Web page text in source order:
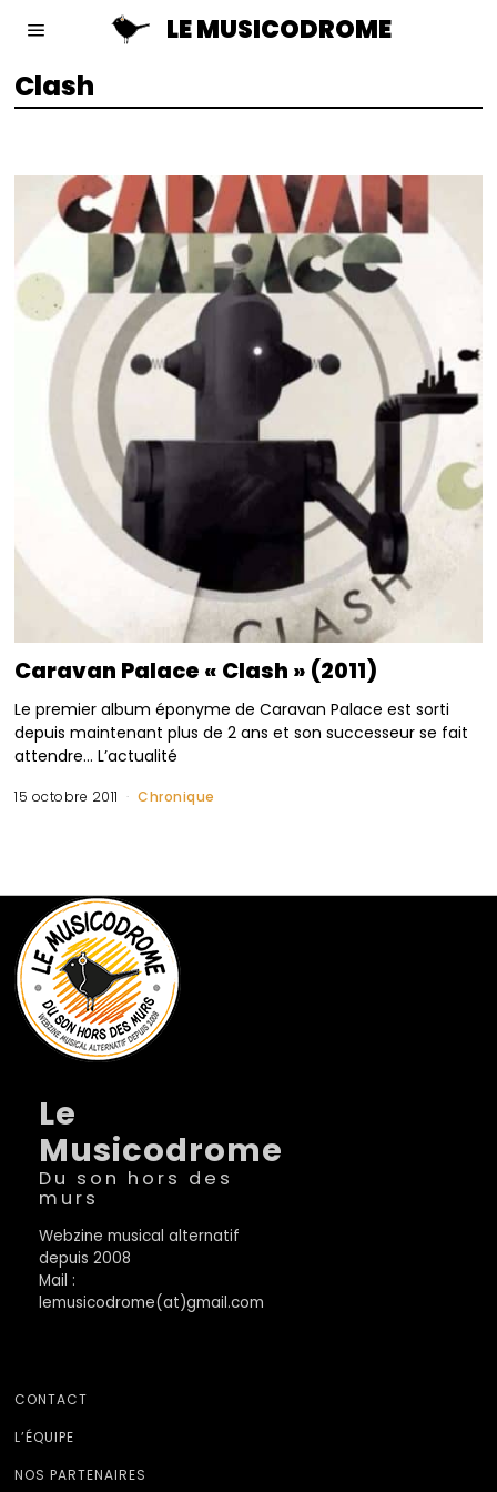
LE MUSICODROME
Clash
Caravan Palace « Clash » (2011)
Le premier album éponyme de Caravan Palace est sorti
depuis maintenant plus de 2 ans et son successeur se fait
attendre… L’actualité
15 octobre 2011 Chronique
Le
Musicodrome
Du son hors des
murs
Webzine musical alternatif
depuis 2008
Mail :
lemusicodrome(at)gmail.com
CONTACT
L’ÉQUIPE
NOS PARTENAIRES